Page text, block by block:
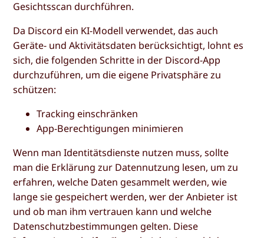
Gesichtsscan durchführen.
Da Discord ein KI-Modell verwendet, das auch
Geräte- und Aktivitätsdaten berücksichtigt, lohnt es
sich, die folgenden Schritte in der Discord-App
durchzuführen, um die eigene Privatsphäre zu
schützen:
Tracking einschränken
App-Berechtigungen minimieren
Wenn man Identitätsdienste nutzen muss, sollte
man die Erklärung zur Datennutzung lesen, um zu
erfahren, welche Daten gesammelt werden, wie
lange sie gespeichert werden, wer der Anbieter ist
und ob man ihm vertrauen kann und welche
Datenschutzbestimmungen gelten. Diese